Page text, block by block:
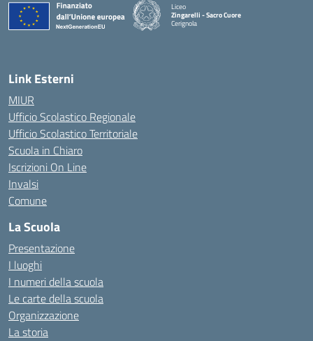
Liceo
Zingarelli - Sacro Cuore
Cerignola
— Visita la pagina iniziale della scuola
Link Esterni
MIUR
Ufficio Scolastico Regionale
Ufficio Scolastico Territoriale
Scuola in Chiaro
Iscrizioni On Line
Invalsi
Comune
La Scuola
Presentazione
I luoghi
I numeri della scuola
Le carte della scuola
Organizzazione
La storia